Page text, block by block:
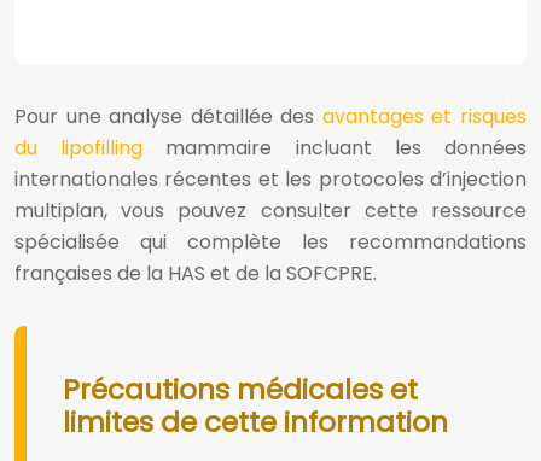
Pour une analyse détaillée des avantages et risques
du lipofilling mammaire incluant les données
internationales récentes et les protocoles d’injection
multiplan, vous pouvez consulter cette ressource
spécialisée qui complète les recommandations
françaises de la HAS et de la SOFCPRE.
Précautions médicales et
limites de cette information